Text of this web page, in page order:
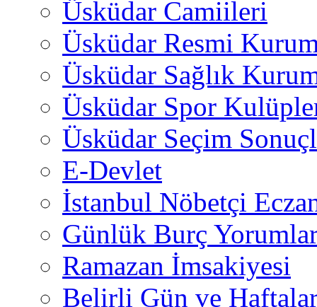
Üsküdar Camiileri
Üsküdar Resmi
Üsküdar Sağlık
Üsküdar Spor
Üsküdar Seçim
E-Devlet
İstanbul Nöbetçi
Günlük Burç
Ramazan İmsakiyesi
Belirli Gün ve